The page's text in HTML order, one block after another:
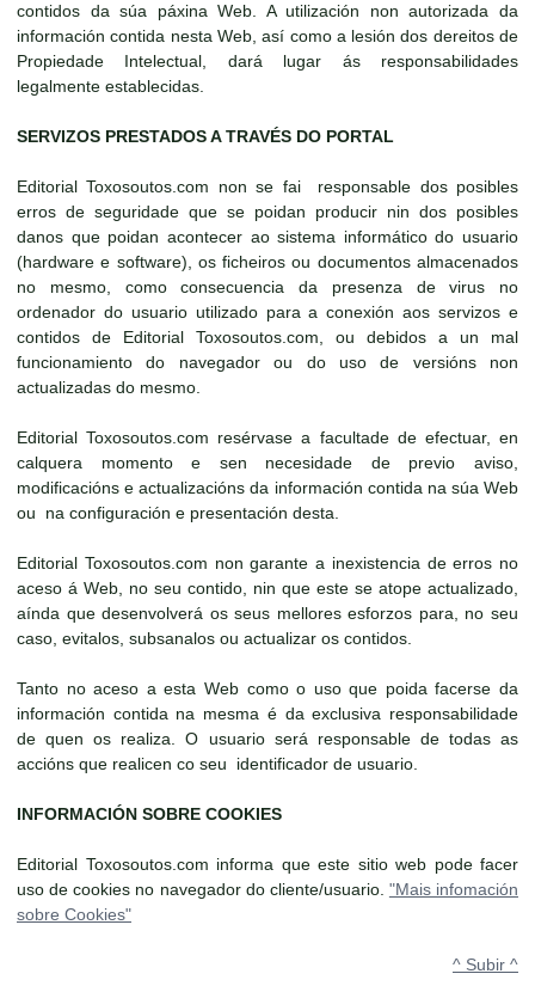
contidos da súa páxina Web. A utilización non autorizada da
información contida nesta Web, así como a lesión dos dereitos de
Propiedade Intelectual, dará lugar ás responsabilidades
legalmente establecidas.
SERVIZOS PRESTADOS A TRAVÉS DO PORTAL
Editorial Toxosoutos.com non se fai responsable dos posibles
erros de seguridade que se poidan producir nin dos posibles
danos que poidan acontecer ao sistema informático do usuario
(hardware e software), os ficheiros ou documentos almacenados
no mesmo, como consecuencia da presenza de virus no
ordenador do usuario utilizado para a conexión aos servizos e
contidos de Editorial Toxosoutos.com, ou debidos a un mal
funcionamiento do navegador ou do uso de versións non
actualizadas do mesmo.
Editorial Toxosoutos.com resérvase a facultade de efectuar, en
calquera momento e sen necesidade de previo aviso,
modificacións e actualizacións da información contida na súa Web
ou na configuración e presentación desta.
Editorial Toxosoutos.com non garante a inexistencia de erros no
aceso á Web, no seu contido, nin que este se atope actualizado,
aínda que desenvolverá os seus mellores esforzos para, no seu
caso, evitalos, subsanalos ou actualizar os contidos.
Tanto no aceso a esta Web como o uso que poida facerse da
información contida na mesma é da exclusiva responsabilidade
de quen os realiza. O usuario será responsable de todas as
accións que realicen co seu identificador de usuario.
INFORMACIÓN SOBRE COOKIES
Editorial Toxosoutos.com informa que este sitio web pode facer
uso de cookies no navegador do cliente/usuario. "Mais infomación
sobre Cookies"
^ Subir ^